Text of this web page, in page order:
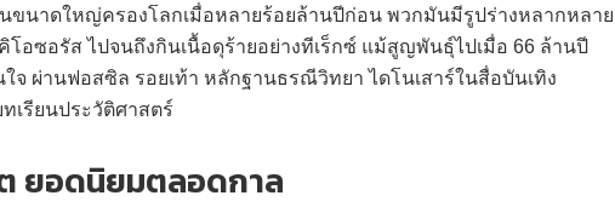
นขนาดใหญ่ครองโลกเมื่อหลายร้อยล้านปีก่อน พวกมันมีรูปร่างหลากหลาย
อซอรัส ไปจนถึงกินเนื้อดุร้ายอย่างทีเร็กซ์ แม้สูญพันธุ์ไปเมื่อ 66 ล้านปี
ใจ ผ่านฟอสซิล รอยเท้า หลักฐานธรณีวิทยา ไดโนเสาร์ในสื่อบันเทิง
เรียนประวัติศาสตร์
ยอดนิยมตลอดกาล